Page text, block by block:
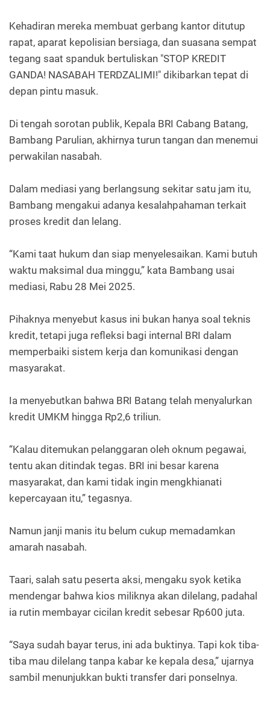
Kehadiran mereka membuat gerbang kantor ditutup
rapat, aparat kepolisian bersiaga, dan suasana sempat
tegang saat spanduk bertuliskan "STOP KREDIT
GANDA! NASABAH TERDZALIMI!" dikibarkan tepat di
depan pintu masuk.
Di tengah sorotan publik, Kepala BRI Cabang Batang,
Bambang Parulian, akhirnya turun tangan dan menemui
perwakilan nasabah.
Dalam mediasi yang berlangsung sekitar satu jam itu,
Bambang mengakui adanya kesalahpahaman terkait
proses kredit dan lelang.
“Kami taat hukum dan siap menyelesaikan. Kami butuh
waktu maksimal dua minggu,” kata Bambang usai
mediasi, Rabu 28 Mei 2025.
Pihaknya menyebut kasus ini bukan hanya soal teknis
kredit, tetapi juga refleksi bagi internal BRI dalam
memperbaiki sistem kerja dan komunikasi dengan
masyarakat.
Ia menyebutkan bahwa BRI Batang telah menyalurkan
kredit UMKM hingga Rp2,6 triliun.
“Kalau ditemukan pelanggaran oleh oknum pegawai,
tentu akan ditindak tegas. BRI ini besar karena
masyarakat, dan kami tidak ingin mengkhianati
kepercayaan itu,” tegasnya.
Namun janji manis itu belum cukup memadamkan
amarah nasabah.
Taari, salah satu peserta aksi, mengaku syok ketika
mendengar bahwa kios miliknya akan dilelang, padahal
ia rutin membayar cicilan kredit sebesar Rp600 juta.
“Saya sudah bayar terus, ini ada buktinya. Tapi kok tiba-
tiba mau dilelang tanpa kabar ke kepala desa,” ujarnya
sambil menunjukkan bukti transfer dari ponselnya.